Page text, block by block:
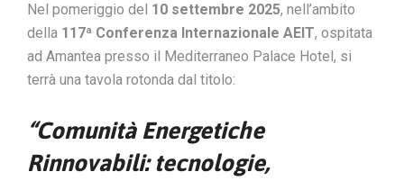
Nel pomeriggio del 10 settembre 2025, nell’ambito
della 117ª Conferenza Internazionale AEIT, ospitata
ad Amantea presso il Mediterraneo Palace Hotel, si
terrà una tavola rotonda dal titolo:
“Comunità Energetiche
Rinnovabili: tecnologie,